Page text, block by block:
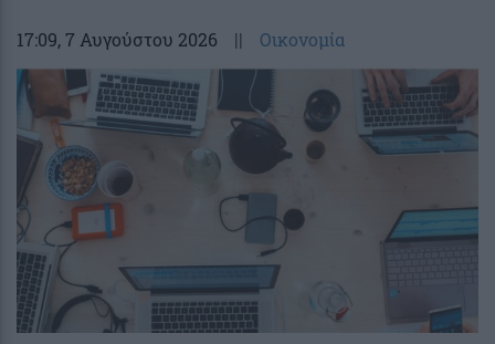
17:09, 7 Αυγούστου 2026 || Οικονομία